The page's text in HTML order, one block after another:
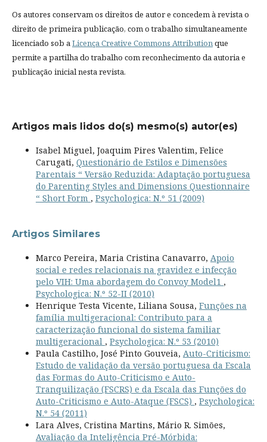
Os autores conservam os direitos de autor e concedem à revista o
direito de primeira publicação, com o trabalho simultaneamente
licenciado sob aLicença Creative Commons Attributionque
permite a partilha do trabalho com reconhecimento da autoria e
publicação inicial nesta revista.
Artigos mais lidos do(s) mesmo(s) autor(es)
Isabel Miguel, Joaquim Pires Valentim, Felice
Carugati, Questionário de Estilos e Dimensões
Parentais “ Versão Reduzida: Adaptação portuguesa
do Parenting Styles and Dimensions Questionnaire
“ Short Form , Psychologica: N.º 51 (2009)
Artigos Similares
Marco Pereira, Maria Cristina Canavarro, Apoio
social e redes relacionais na gravidez e infecção
pelo VIH: Uma abordagem do Convoy Model1 ,
Psychologica: N.º 52-II (2010)
Henrique Testa Vicente, Liliana Sousa, Funções na
família multigeracional: Contributo para a
caracterização funcional do sistema familiar
multigeracional , Psychologica: N.º 53 (2010)
Paula Castilho, José Pinto Gouveia, Auto-Criticismo:
Estudo de validação da versão portuguesa da Escala
das Formas do Auto-Criticismo e Auto-
Tranquilização (FSCRS) e da Escala das Funções do
Auto-Criticismo e Auto-Ataque (FSCS) , Psychologica:
N.º 54 (2011)
Lara Alves, Cristina Martins, Mário R. Simões,
Avaliação da Inteligência Pré-Mórbida: